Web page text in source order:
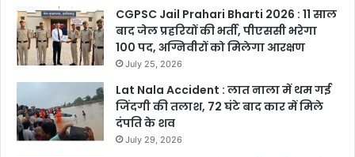
CGPSC Jail Prahari Bharti 2026 : 11 साल
बाद जेल प्रहरियों की भर्ती, पीएससी भरेगा
100 पद, अग्निवीरों को मिलेगा आरक्षण
July 25, 2026
Lat Nala Accident : लात नाला में थम गई
जिंदगी की तलाश, 72 घंटे बाद कार में मिले
दंपति के शव
July 29, 2026